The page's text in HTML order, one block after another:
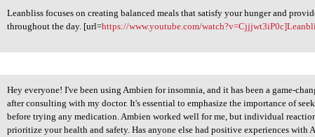
Leanbliss focuses on creating
Leanbliss focuses on creating balanced meals that satisfy your hunger and
throughout the day. [url=https://www.youtube.com/
Hey everyone! I've been using
Hey everyone! I've been using Ambien for insomnia, and it has been a game-
after consulting with my doctor. It's essential to emphasize the importance of
before trying any medication. Ambien worked well for me, but individual
prioritize your health and safety. Has anyone else had positive experiences with